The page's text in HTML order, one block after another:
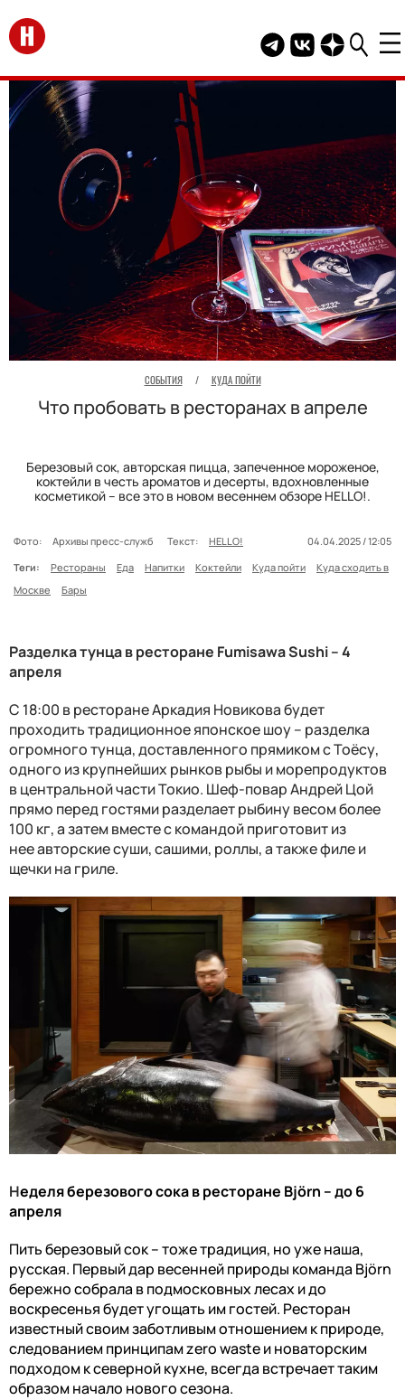
Перейти на главную
Telegram канал
Группа HELLO
Канал
СОБЫТИЯ / КУДА ПОЙТИ
Что пробовать в ресторанах в апреле
Березовый сок, авторская пицца, запеченное мороженое,
коктейли в честь ароматов и десерты, вдохновленные
косметикой – все это в новом весеннем обзоре HELLO!.
Фото: Архивы пресс-служб Текст: HELLO!
04.04.2025 / 12:05
Теги:
Рестораны Еда Напитки Коктейли Куда пойти
Куда сходить в
Москве
Бары
Разделка тунца вресторане Fumisawa Sushi– 4
апреля
С 18:00 в ресторане Аркадия Новиковабудет
проходитьтрадиционное японское шоу – разделка
огромноготунца, доставленного прямиком сТоёсу,
одного из крупнейших рынков рыбы и морепродуктов
в центральной части Токио. Шеф-повар Андрей Цой
прямо перед гостямиразделаетрыбинувесом более
100 кг, а затем вместе с командой приготовит из
нееавторскиесуши, сашими, роллы, а также филе и
щечкина гриле.
Неделя березового сока в ресторане Björn – до 6
апреля
Пить березовый сок – тоже традиция, но уже наша,
русская. Первый дар весенней природы команда Björn
бережно собрала в подмосковных лесах и до
воскресенья будет угощать им гостей. Ресторан
известный своим заботливым отношением к природе,
следованием принципам zero wasteи новаторским
подходом к северной кухне, всегда встречает таким
образом начало нового сезона.